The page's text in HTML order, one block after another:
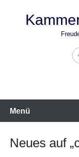
Menü
Neues auf